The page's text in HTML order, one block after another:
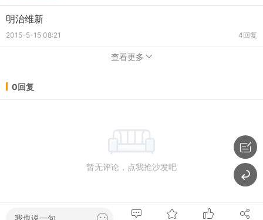
明治维新
2015-5-15 08:21 4回复
查看更多
0回复
暂无评论，点我抢沙发吧
我也说一句